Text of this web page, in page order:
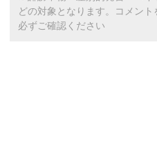
どの対象となります。コメント
必ずご確認ください